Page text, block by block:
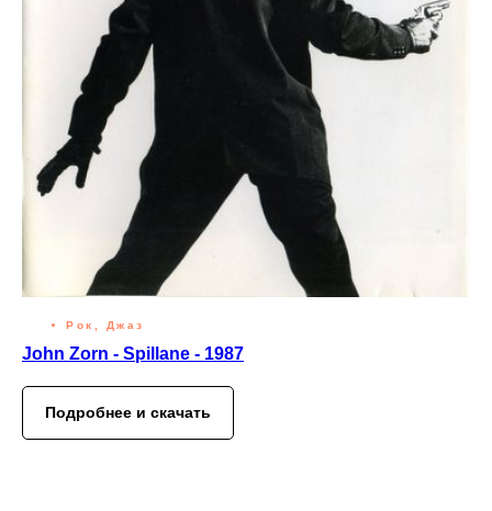
Рок, Джаз
John Zorn - Spillane - 1987
Подробнее и скачать